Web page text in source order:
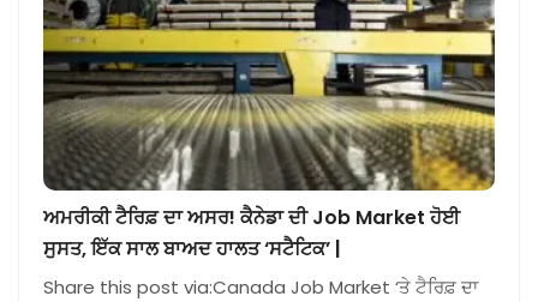
ਅਮਰੀਕੀ ਟੈਰਿਫ਼ ਦਾ ਅਸਰ! ਕੈਨੇਡਾ ਦੀ Job Market ਹੋਈ
ਸੁਸਤ, ਇੱਕ ਸਾਲ ਬਾਅਦ ਹਾਲਤ ‘ਸਟੈਟਿਕ’ |
Share this post via:Canada Job Market ‘ਤੇ ਟੈਰਿਫ਼ ਦਾ